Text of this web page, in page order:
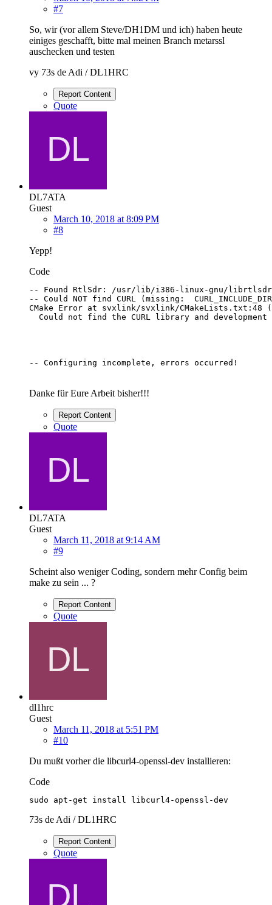
#7
So, wir (vor allem Steve/DH1DM und ich) haben heute
einiges geschafft, bitte mal meinen Branch metarssl
auschecken und testen
vy 73s de Adi / DL1HRC
Report Content
Quote
DL7ATA
Guest
March 10, 2018 at 8:09 PM
#8
Yepp!
Code
-- Configuring incomplete, errors occurred!
Danke für Eure Arbeit bisher!!!
Report Content
Quote
DL7ATA
Guest
March 11, 2018 at 9:14 AM
#9
Scheint also weniger Coding, sondern mehr Config beim
make zu sein ... ?
Report Content
Quote
dl1hrc
Guest
March 11, 2018 at 5:51 PM
#10
Du mußt vorher die libcurl4-openssl-dev installieren:
Code
sudo apt-get install libcurl4-openssl-dev
73s de Adi / DL1HRC
Report Content
Quote